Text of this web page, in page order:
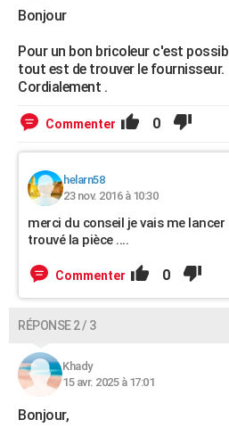
Bonjour
Pour un bon bricoleur c'est
tout est de trouver le fournisseur.
Cordialement .
Commenter 0
helarn58
23 nov. 2016 à 10:30
merci du conseil je vais me
trouvé la pièce ....
Commenter 0
RÉPONSE 2 / 3
Khady
15 avr. 2025 à 17:01
Bonjour,